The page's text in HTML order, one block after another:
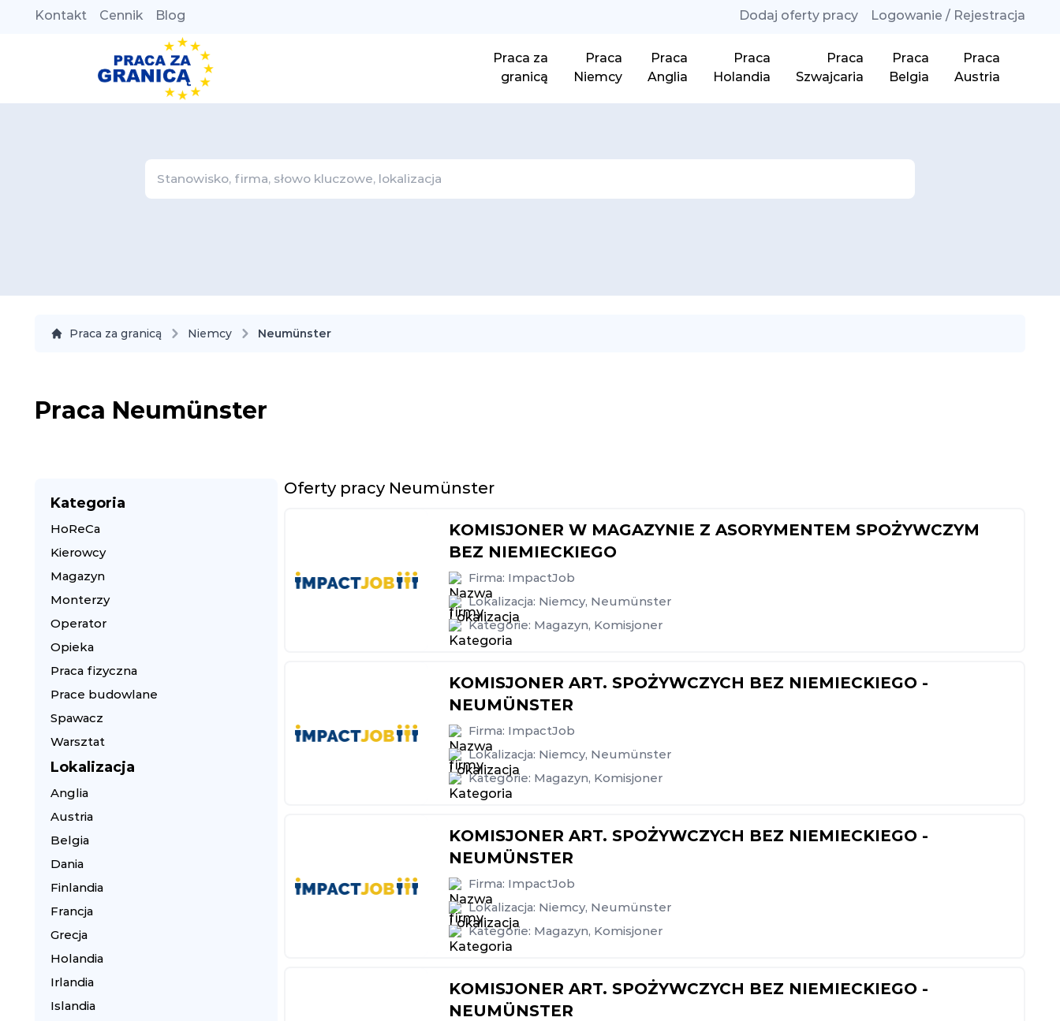
Kontakt Cennik Blog Dodaj oferty pracy Logowanie / Rejestracja
Praca za
granicą
Praca
Niemcy
Praca
Anglia
Praca
Holandia
Praca
Szwajcaria
Praca
Belgia
Praca
Austria
Praca za granicą Niemcy Neumünster
Praca Neumünster
Kategoria
HoReCa
Kierowcy
Magazyn
Monterzy
Operator
Opieka
Praca fizyczna
Prace budowlane
Spawacz
Warsztat
Lokalizacja
Anglia
Austria
Belgia
Dania
Finlandia
Francja
Grecja
Holandia
Irlandia
Islandia
Oferty pracy Neumünster
KOMISJONER W MAGAZYNIE Z ASORYMENTEM SPOŻYWCZYM
BEZ NIEMIECKIEGO
Firma: ImpactJob
Lokalizacja: Niemcy, Neumünster
Kategorie: Magazyn, Komisjoner
KOMISJONER ART. SPOŻYWCZYCH BEZ NIEMIECKIEGO -
NEUMÜNSTER
Firma: ImpactJob
Lokalizacja: Niemcy, Neumünster
Kategorie: Magazyn, Komisjoner
KOMISJONER ART. SPOŻYWCZYCH BEZ NIEMIECKIEGO -
NEUMÜNSTER
Firma: ImpactJob
Lokalizacja: Niemcy, Neumünster
Kategorie: Magazyn, Komisjoner
KOMISJONER ART. SPOŻYWCZYCH BEZ NIEMIECKIEGO -
NEUMÜNSTER